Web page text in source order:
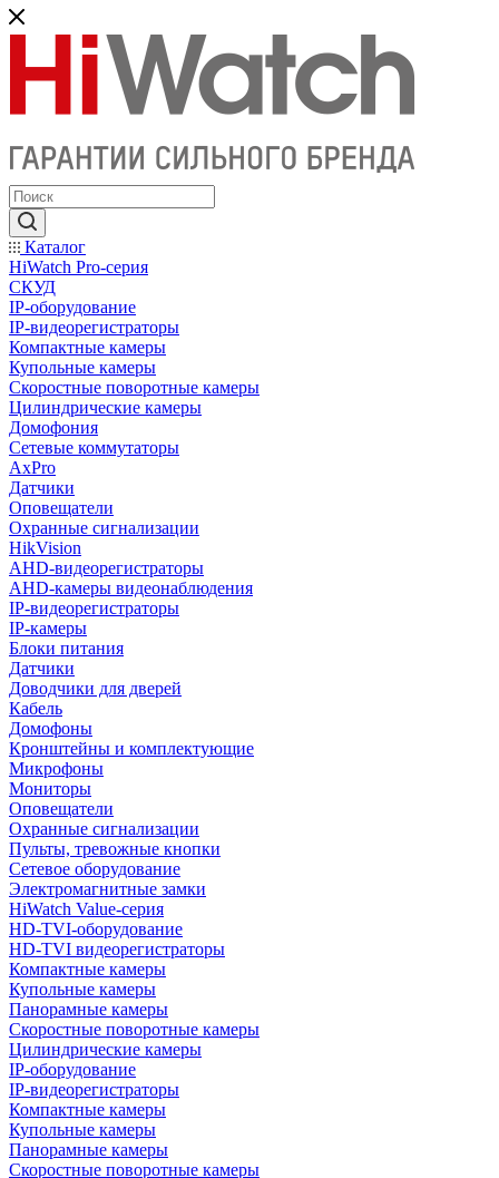
Каталог
HiWatch Pro-серия
CКУД
IP-оборудование
IP-видеорегистраторы
Компактные камеры
Купольные камеры
Скоростные поворотные камеры
Цилиндрические камеры
Домофония
Сетевые коммутаторы
AxPro
Датчики
Оповещатели
Охранные сигнализации
HikVision
AHD-видеорегистраторы
AHD-камеры видеонаблюдения
IP-видеорегистраторы
IP-камеры
Блоки питания
Датчики
Доводчики для дверей
Кабель
Домофоны
Кронштейны и комплектующие
Микрофоны
Мониторы
Оповещатели
Охранные сигнализации
Пульты, тревожные кнопки
Сетевое оборудование
Электромагнитные замки
HiWatch Value-серия
HD-TVI-оборудование
HD-TVI видеорегистраторы
Компактные камеры
Купольные камеры
Панорамные камеры
Скоростные поворотные камеры
Цилиндрические камеры
IP-оборудование
IP-видеорегистраторы
Компактные камеры
Купольные камеры
Панорамные камеры
Скоростные поворотные камеры